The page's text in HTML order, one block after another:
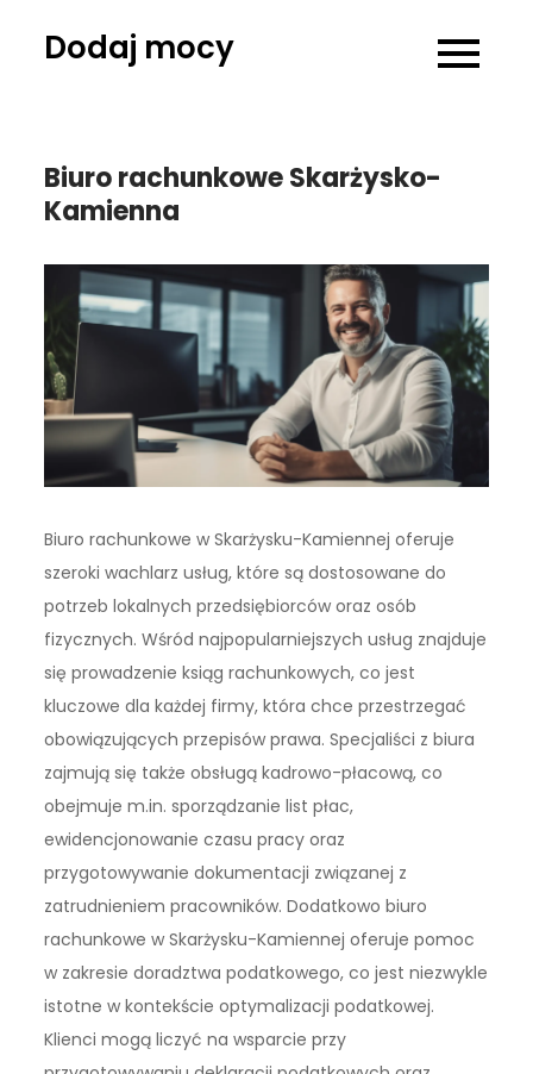
Dodaj mocy
Biuro rachunkowe Skarżysko-
Kamienna
Biuro rachunkowe w Skarżysku-Kamiennej oferuje
szeroki wachlarz usług, które są dostosowane do
potrzeb lokalnych przedsiębiorców oraz osób
fizycznych. Wśród najpopularniejszych usług znajduje
się prowadzenie ksiąg rachunkowych, co jest
kluczowe dla każdej firmy, która chce przestrzegać
obowiązujących przepisów prawa. Specjaliści z biura
zajmują się także obsługą kadrowo-płacową, co
obejmuje m.in. sporządzanie list płac,
ewidencjonowanie czasu pracy oraz
przygotowywanie dokumentacji związanej z
zatrudnieniem pracowników. Dodatkowo biuro
rachunkowe w Skarżysku-Kamiennej oferuje pomoc
w zakresie doradztwa podatkowego, co jest niezwykle
istotne w kontekście optymalizacji podatkowej.
Klienci mogą liczyć na wsparcie przy